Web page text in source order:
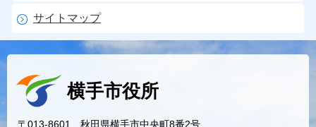
サイトマップ
横手市役所
〒013-8601 秋田県横手市中央町8番2号